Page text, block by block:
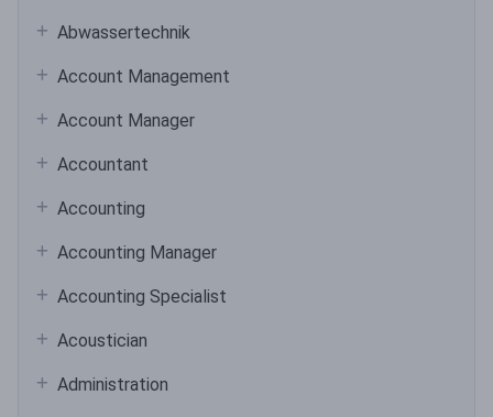
Abwassertechnik
Account Management
Account Manager
Accountant
Accounting
Accounting Manager
Accounting Specialist
Acoustician
Administration